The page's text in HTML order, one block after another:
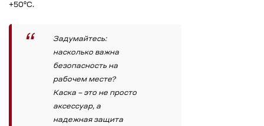
+50°C.
Задумайтесь:
насколько важна
безопасность на
рабочем месте?
Каска – это не просто
аксессуар, а
надежная защита